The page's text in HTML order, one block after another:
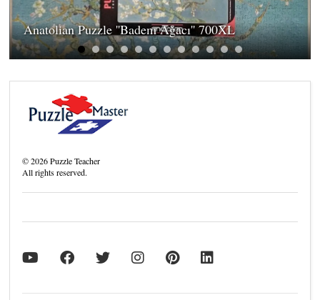
Anatolian Puzzle ''Badem Ağacı'' 700XL
©2026Puzzle Teacher
All rights reserved.